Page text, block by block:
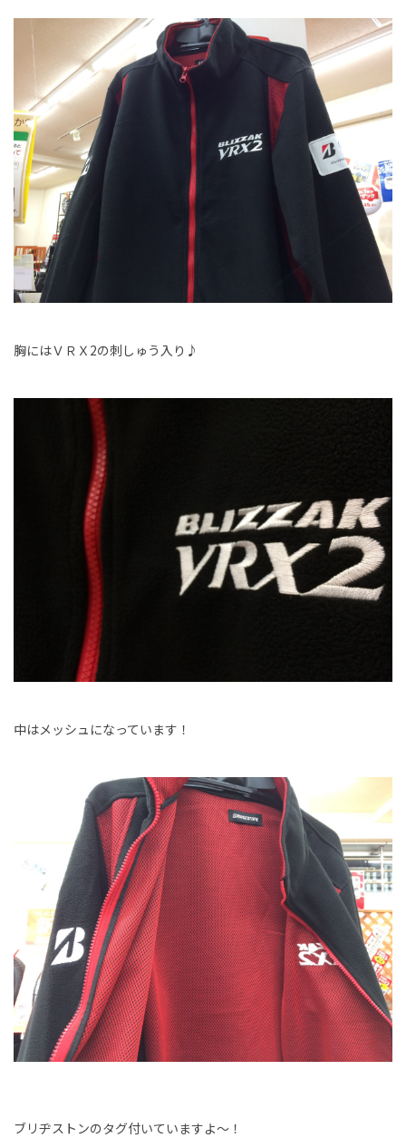
胸にはＶＲＸ2の刺しゅう入り♪
中はメッシュになっています！
ブリヂストンのタグ付いていますよ～！